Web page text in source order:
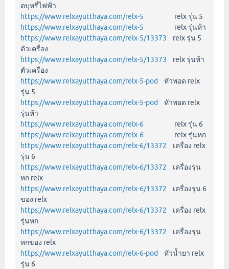
ตบุหรี่ไฟฟ้า
https://www.relxayutthaya.com/relx-5
relx รุ่น 5
https://www.relxayutthaya.com/relx-5
relx รุ่นห้า
https://www.relxayutthaya.com/relx-5/13373
relx รุ่น 5
ตัวเครื่อง
https://www.relxayutthaya.com/relx-5/13373
relx รุ่นห้า
ตัวเครื่อง
https://www.relxayutthaya.com/relx-5-pod
หัวพอด relx
รุ่น 5
https://www.relxayutthaya.com/relx-5-pod
หัวพอด relx
รุ่นห้า
https://www.relxayutthaya.com/relx-6
relx รุ่น 6
https://www.relxayutthaya.com/relx-6
relx รุ่นหก
https://www.relxayutthaya.com/relx-6/13372
เครื่อง relx
รุ่น 6
https://www.relxayutthaya.com/relx-6/13372
เครื่องรุ่น
หก relx
https://www.relxayutthaya.com/relx-6/13372
เครื่องรุ่น 6
ของ relx
https://www.relxayutthaya.com/relx-6/13372
เครื่อง relx
รุ่นหก
https://www.relxayutthaya.com/relx-6/13372
เครื่องรุ่น
หกของ relx
https://www.relxayutthaya.com/relx-6-pod
หัวน้ำยา relx
รุ่น 6